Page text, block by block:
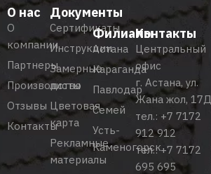
О нас
О
компании
Партнеры
Производство
Отзывы
Контакты
Документы
Сертификаты
Инструкции
Замерные
листы
Цветовая
карта
Рекламные
материалы
Филиалы
Астана
Караганда
Павлодар
Семей
Усть-
Каменогорск
Контакты
Центральный
офис
г. Астана, ул.
Жана жол, 17Д
тел.: +7 7172
912 912
тел.:+7 7172
695 695